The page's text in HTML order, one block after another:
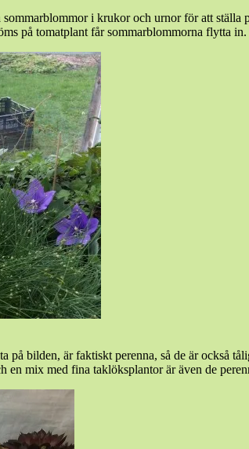
sommarblommor i krukor och urnor för att
på tomatplant får sommarblommorna flytta
på bilden, är faktiskt perenna, så de är också
en mix med fina taklöksplantor är även de